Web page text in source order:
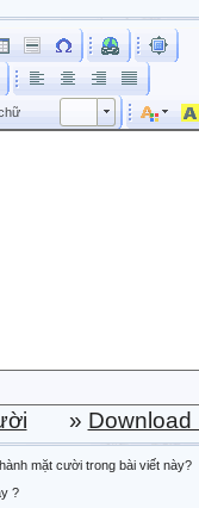
Kích cỡ phông
» Download
mặt cười trong bài viết này?
?